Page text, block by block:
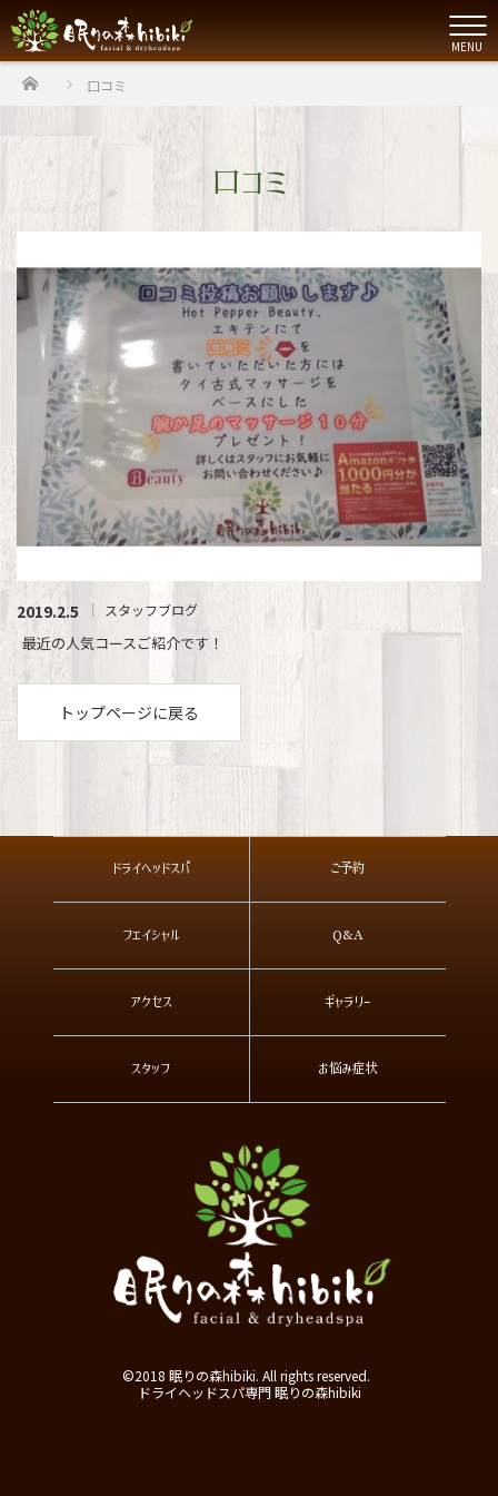
MENU
ホーム 口コミ
口コミ
2019.2.5 スタッフブログ
最近の人気コースご紹介です！
トップページに戻る
ドライヘッドスパ ご予約
フェイシャル Q&A
アクセス ギャラリー
スタッフ お悩み症状
©2018 眠りの森hibiki. All rights reserved.
ドライヘッドスパ専門 眠りの森hibiki